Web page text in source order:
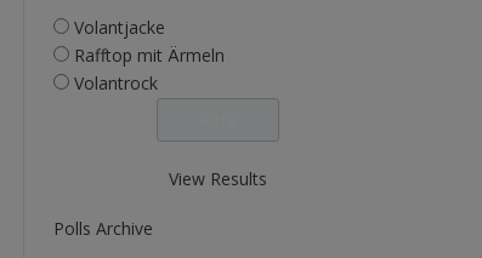
Volantjacke
Rafftop mit Ärmeln
Volantrock
View Results
Polls Archive